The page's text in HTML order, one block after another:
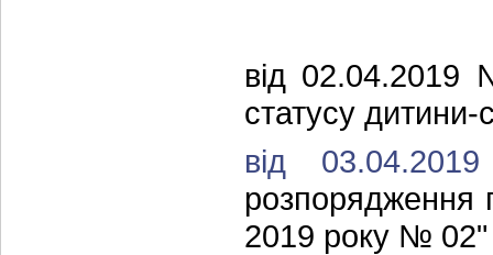
від
статусу дитини-
від
розпорядження
2019 року № 02"